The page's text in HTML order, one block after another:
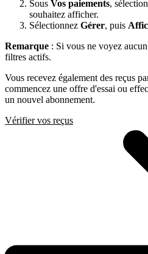
Sous Vos paiements,
souhaitez afficher.
Sélectionnez Gérer, puis
Remarque : Si vous ne voyez
filtres actifs.
Vous recevez également des reçus
commencez une offre d'essai ou
un nouvel abonnement.
Vérifier vos reçus